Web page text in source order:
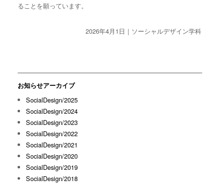
ることを願っています。
2026年4月1日｜ソーシャルデザイン学科
お知らせアーカイブ
SocialDesign/2025
SocialDesign/2024
SocialDesign/2023
SocialDesign/2022
SocialDesign/2021
SocialDesign/2020
SocialDesign/2019
SocialDesign/2018